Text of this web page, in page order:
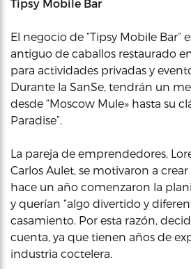
Tipsy Mobile Bar
El negocio de “Tipsy Mobile Bar”
antiguo de caballos restaurado
para actividades privadas y
Durante la SanSe, tendrán un
desde “Moscow Mule» hasta su
Paradise”.
La pareja de emprendedores,
Carlos Aulet, se motivaron a
hace un año comenzaron la
y querían “algo divertido y
casamiento. Por esta razón,
cuenta, ya que tienen años de
industria coctelera.